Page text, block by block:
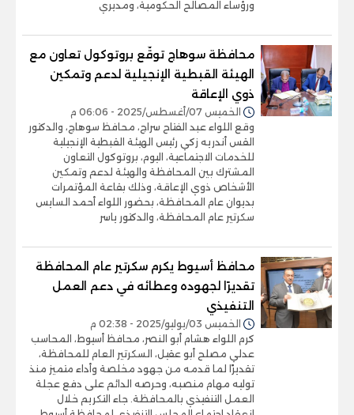
ورؤساء المصالح الحكومية، ومديري
محافظة سوهاج توقّع بروتوكول تعاون مع
الهيئة القبطية الإنجيلية لدعم وتمكين
ذوي الإعاقة
الخميس 07/أغسطس/2025 - 06:06 م
وقع اللواء عبد الفتاح سراج، محافظ سوهاج، والدكتور
القس أندريه زكي رئيس الهيئة القبطية الإنجيلية
للخدمات الاجتماعية، اليوم، بروتوكول التعاون
المشترك بين المحافظة والهيئة لدعم وتمكين
الأشخاص ذوي الإعاقة، وذلك بقاعة المؤتمرات
بديوان عام المحافظة، بحضور اللواء أحمد السايس
سكرتير عام المحافظة، والدكتور ياسر
محافظ أسيوط يكرم سكرتير عام المحافظة
تقديرًا لجهوده وعطائه في دعم العمل
التنفيذي
الخميس 03/يوليو/2025 - 02:38 م
كرم اللواء هشام أبو النصر، محافظ أسيوط، المحاسب
عدلي مصلح أبو عقيل، السكرتير العام للمحافظة،
تقديرًا لما قدمه من جهود مخلصة وأداء متميز منذ
توليه مهام منصبه، وحرصه الدائم على دفع عجلة
العمل التنفيذي بالمحافظة. جاء التكريم خلال